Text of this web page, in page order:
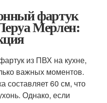
фартук
Мерлен:
из ПВХ на кухне,
важных моментов.
составляет 60 см, что
Однако, если